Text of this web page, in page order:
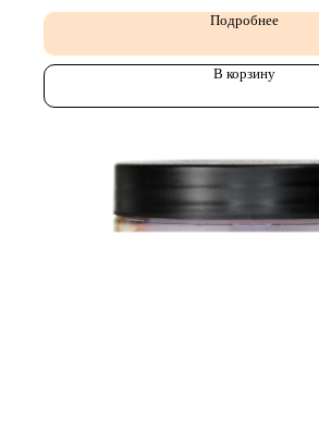
Подробнее
В корзину